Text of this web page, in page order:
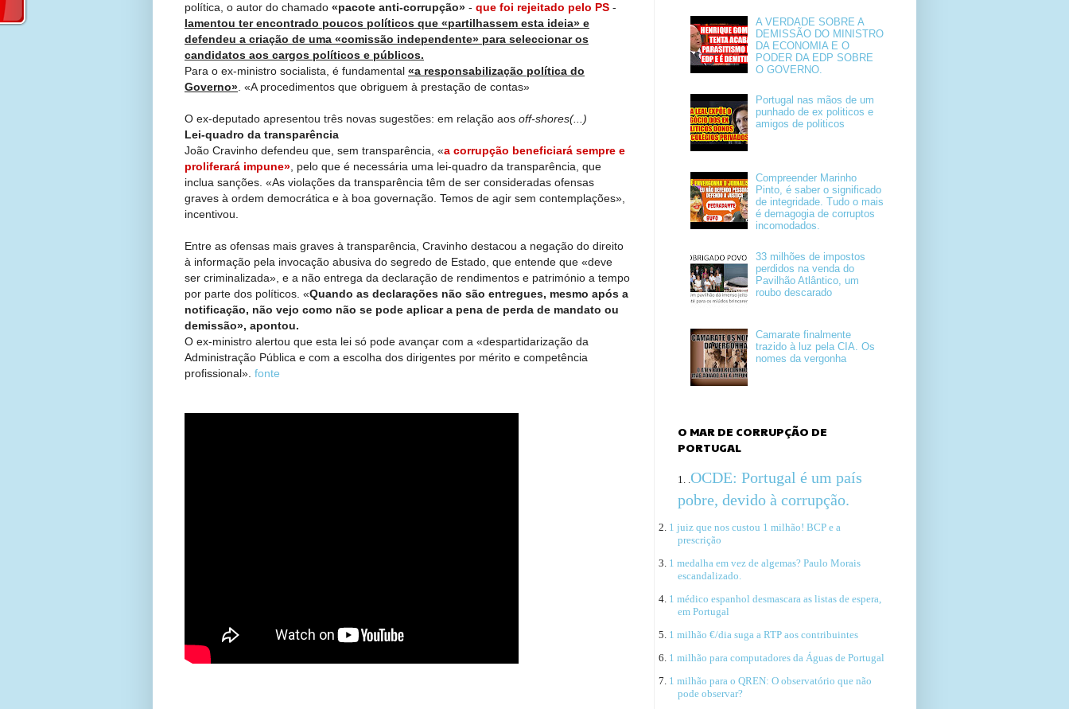
política, o autor do chamado «pacote anti-corrupção» - que foi rejeitado pelo PS -
lamentou ter encontrado poucos políticos que «partilhassem esta ideia» e
defendeu a criação de uma «comissão independente» para seleccionar os
candidatos aos cargos políticos e públicos.
Para o ex-ministro socialista, é fundamental «a responsabilização política do
Governo». «A procedimentos que obriguem à prestação de contas»
O ex-deputado apresentou três novas sugestões: em relação aos off-shores(...)
Lei-quadro da transparência
João Cravinho defendeu que, sem transparência, «a corrupção beneficiará sempre e
proliferará impune», pelo que é necessária uma lei-quadro da transparência, que
inclua sanções. «As violações da transparência têm de ser consideradas ofensas
graves à ordem democrática e à boa governação. Temos de agir sem contemplações»,
incentivou.
Entre as ofensas mais graves à transparência, Cravinho destacou a negação do direito
à informação pela invocação abusiva do segredo de Estado, que entende que «deve
ser criminalizada», e a não entrega da declaração de rendimentos e património a tempo
por parte dos políticos. «Quando as declarações não são entregues, mesmo após a
notificação, não vejo como não se pode aplicar a pena de perda de mandato ou
demissão», apontou.
O ex-ministro alertou que esta lei só pode avançar com a «despartidarização da
Administração Pública e com a escolha dos dirigentes por mérito e competência
profissional». fonte
A VERDADE SOBRE A
DEMISSÃO DO MINISTRO
DA ECONOMIA E O
PODER DA EDP SOBRE
O GOVERNO.
Portugal nas mãos de um
punhado de ex politicos e
amigos de politicos
Compreender Marinho
Pinto, é saber o significado
de integridade. Tudo o mais
é demagogia de corruptos
incomodados.
33 milhões de impostos
perdidos na venda do
Pavilhão Atlântico, um
roubo descarado
Camarate finalmente
trazido à luz pela CIA. Os
nomes da vergonha
O MAR DE CORRUPÇÃO DE
PORTUGAL
1.
OCDE: Portugal é um país
pobre, devido à corrupção.
2. 1 juiz que nos custou 1 milhão! BCP e a
prescrição
3. 1 medalha em vez de algemas? Paulo Morais
escandalizado.
4. 1 médico espanhol desmascara as listas de espera,
em Portugal
5. 1 milhão €/dia suga a RTP aos contribuintes
6. 1 milhão para computadores da Águas de Portugal
7. 1 milhão para o QREN: O observatório que não
pode observar?